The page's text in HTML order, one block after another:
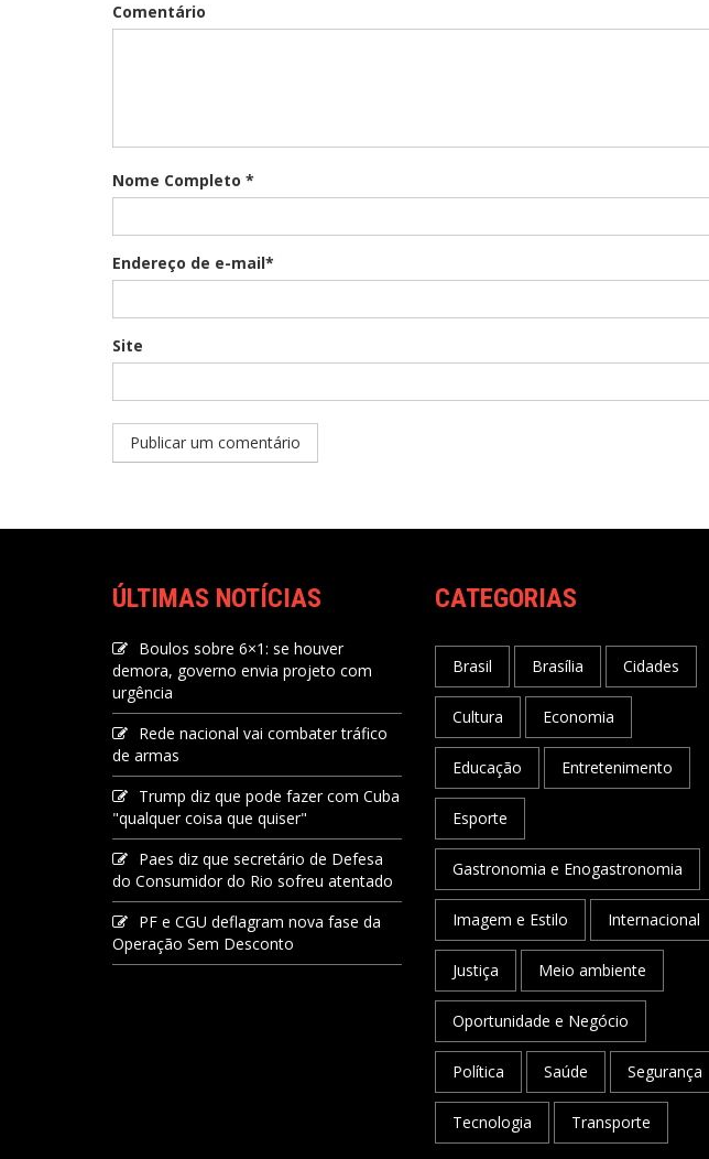
Comentário
Nome Completo *
Endereço de e-mail*
Site
ÚLTIMAS NOTÍCIAS
Boulos sobre 6×1: se houver
demora, governo envia projeto com
urgência
Rede nacional vai combater tráfico
de armas
Trump diz que pode fazer com Cuba
"qualquer coisa que quiser"
Paes diz que secretário de Defesa
do Consumidor do Rio sofreu atentado
PF e CGU deflagram nova fase da
Operação Sem Desconto
CATEGORIAS
Brasil Brasília Cidades
Cultura Economia
Educação Entretenimento
Esporte
Gastronomia e Enogastronomia
Imagem e Estilo Internacional
Justiça Meio ambiente
Oportunidade e Negócio
Política Saúde Segurança
Tecnologia Transporte